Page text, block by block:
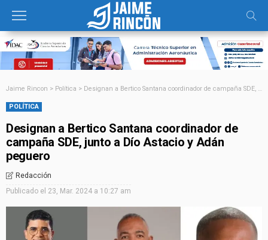
Jaime Rincon > Política > Designan a Bertico Santana coordinador de campaña SDE, junto a Dío Astacio y Adán peguero
POLÍTICA
Designan a Bertico Santana coordinador de
campaña SDE, junto a Dío Astacio y Adán
peguero
Redacción
Publicado el 23, Mar. 2024 a 10:27 am